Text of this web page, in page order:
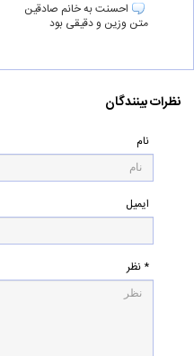
احسنت به خانم صادقین
متن وزین و دقیقی بود
نظرات بینندگان
نام
ایمیل
* نظر